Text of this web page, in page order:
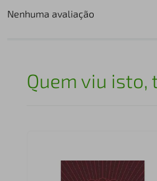
Nenhuma avaliação
Quem viu isto,